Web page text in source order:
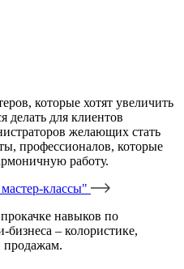
которые хотят увеличить
делать для клиентов
желающих стать
профессионалов, которые
работу.
классы"
навыков по
– колористике,
продажам.